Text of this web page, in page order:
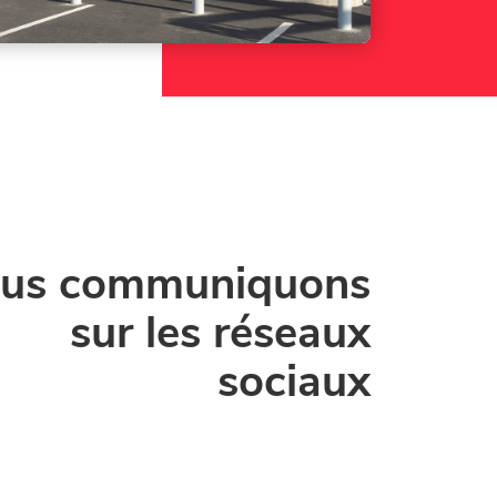
communiquons
sur les réseaux
sociaux